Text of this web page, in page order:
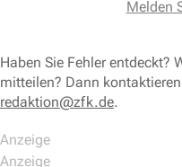
Melden
Haben Sie Fehler entdeckt?
mitteilen? Dann
redaktion@zfk.de.